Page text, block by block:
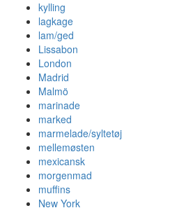
kylling
lagkage
lam/ged
Lissabon
London
Madrid
Malmö
marinade
marked
marmelade/syltetøj
mellemøsten
mexicansk
morgenmad
muffins
New York